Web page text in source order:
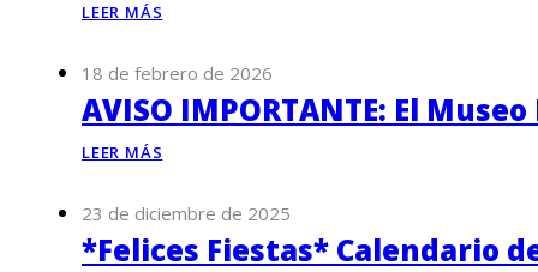
LEER MÁS
18 de febrero de 2026
AVISO IMPORTANTE: El
LEER MÁS
23 de diciembre de 2025
*Felices Fiestas* Calendario